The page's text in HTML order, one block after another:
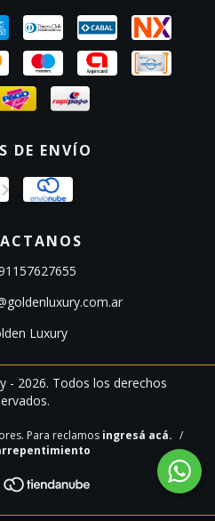
DE ENVÍO
Luxury
- 2026. Todos los derechos
Para reclamos ingresá acá. /